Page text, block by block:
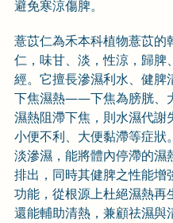
避免寒涼傷脾。
薏苡仁為禾本科植物薏苡的
仁，味甘、淡，性涼，歸脾
經。它擅長滲濕利水、健脾
下焦濕熱——下焦為膀胱、
濕熱阻滯下焦，則水濕代謝
小便不利、大便黏滯等症狀
淡滲濕，能將體內停滯的濕
排出，同時其健脾之性能增
功能，從根源上杜絕濕熱再
還能輔助清熱，兼顧祛濕與